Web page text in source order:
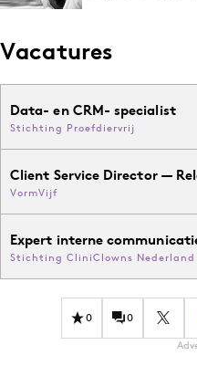
Vacatures
Data- en CRM- specialist
Stichting Proefdiervrij
Client Service Director —
VormVijf
Expert interne
Stichting CliniClowns Nederland
0 0